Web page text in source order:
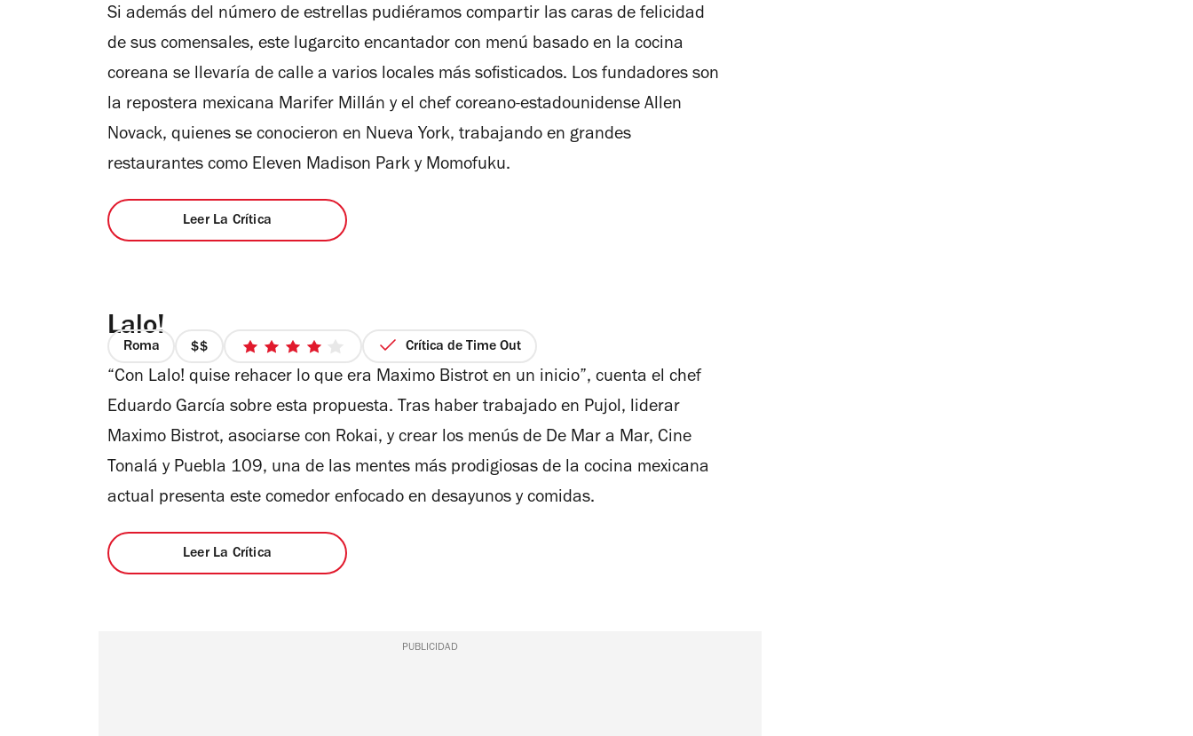
2
de
de
Si además del número de estrellas pudiéramos compartir las caras de felicidad
de sus comensales, este lugarcito encantador con menú basado en la cocina
coreana se llevaría de calle a varios locales más sofisticados. Los fundadores son
la repostera mexicana Marifer Millán y el chef coreano-estadounidense Allen
Novack, quienes se conocieron en Nueva York, trabajando en grandes
restaurantes como Eleven Madison Park y Momofuku.
Leer La Crítica
Lalo!
Roma
precio
2
de
4
de
5
estrellas
Crítica de Time Out
“Con Lalo! quise rehacer lo que era Maximo Bistrot en un inicio”, cuenta el chef
Eduardo García sobre esta propuesta. Tras haber trabajado en Pujol, liderar
Maximo Bistrot, asociarse con Rokai, y crear los menús de De Mar a Mar, Cine
Tonalá y Puebla 109, una de las mentes más prodigiosas de la cocina mexicana
actual presenta este comedor enfocado en desayunos y comidas.
Leer La Crítica
PUBLICIDAD